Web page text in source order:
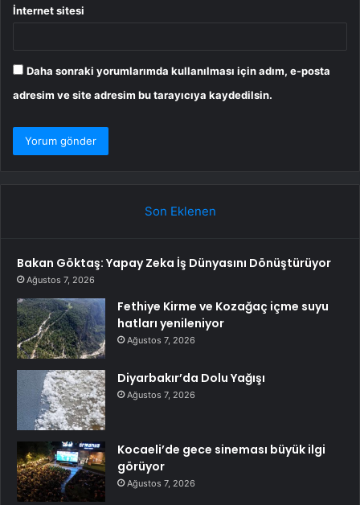
İnternet sitesi
Daha sonraki yorumlarımda kullanılması için adım, e-posta
adresim ve site adresim bu tarayıcıya kaydedilsin.
Son Eklenen
Bakan Göktaş: Yapay Zeka İş Dünyasını Dönüştürüyor
Ağustos 7, 2026
Fethiye Kirme ve Kozağaç içme suyu
hatları yenileniyor
Ağustos 7, 2026
Diyarbakır’da Dolu Yağışı
Ağustos 7, 2026
Kocaeli’de gece sineması büyük ilgi
görüyor
Ağustos 7, 2026